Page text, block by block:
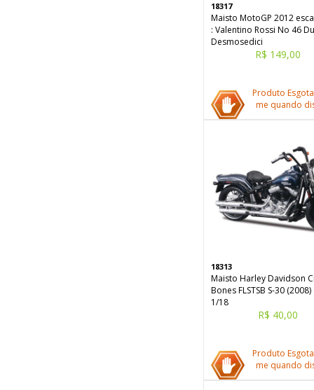
18317
Maisto MotoGP 2012
: Valentino Rossi No 46
Desmosedici
R$ 149,00
Produto
me quando
18313
Maisto Harley Davidson
Bones FLSTSB S-30
1/18
R$ 40,00
Produto
me quando